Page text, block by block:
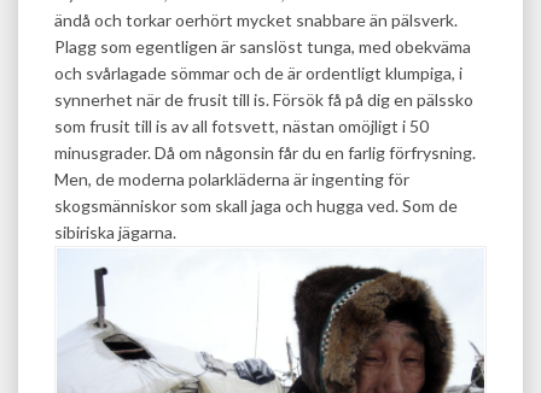
ändå och torkar oerhört mycket snabbare än pälsverk.
Plagg som egentligen är sanslöst tunga, med obekväma
och svårlagade sömmar och de är ordentligt klumpiga, i
synnerhet när de frusit till is. Försök få på dig en pälssko
som frusit till is av all fotsvett, nästan omöjligt i 50
minusgrader. Då om någonsin får du en farlig förfrysning.
Men, de moderna polarkläderna är ingenting för
skogsmänniskor som skall jaga och hugga ved. Som de
sibiriska jägarna.